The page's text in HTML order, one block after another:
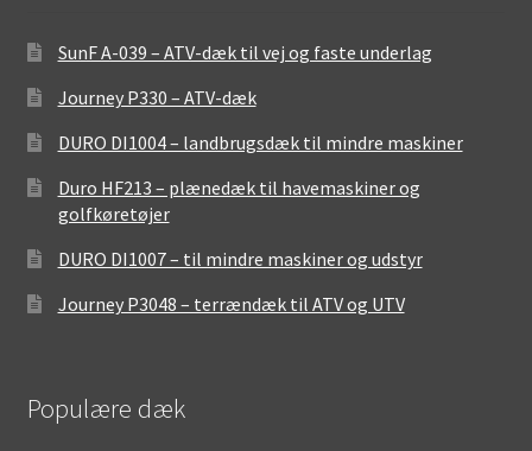
SunF A-039 – ATV-dæk til vej og faste underlag
Journey P330 – ATV-dæk
DURO DI1004 – landbrugsdæk til mindre maskiner
Duro HF213 – plænedæk til havemaskiner og
golfkøretøjer
DURO DI1007 – til mindre maskiner og udstyr
Journey P3048 – terrændæk til ATV og UTV
Populære dæk